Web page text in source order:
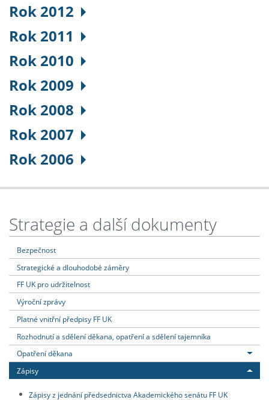
Rok 2012
Rok 2011
Rok 2010
Rok 2009
Rok 2008
Rok 2007
Rok 2006
Strategie a další dokumenty
Bezpečnost
Strategické a dlouhodobé záměry
FF UK pro udržitelnost
Výroční zprávy
Platné vnitřní předpisy FF UK
Rozhodnutí a sdělení děkana, opatření a sdělení tajemníka
Opatření děkana
Zápisy
Zápisy z jednání předsednictva Akademického senátu FF UK